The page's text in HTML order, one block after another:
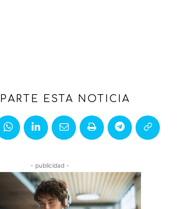
ESTA NOTICIA
- publicidad -